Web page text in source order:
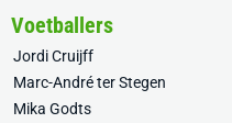
Voetballers
Jordi Cruijff
Marc-André ter Stegen
Mika Godts